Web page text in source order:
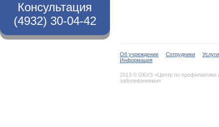
Консультация
(4932) 30-04-42
Об учреждении Сотрудники
Услуги
Информация
2013 © ОБУЗ «Центр по
заболеваниями»